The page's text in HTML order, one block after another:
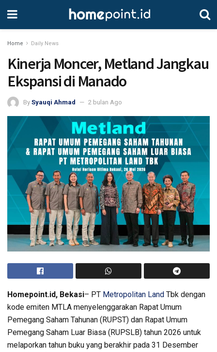
Home Daily News
Kinerja Moncer, Metland Jangkau
Ekspansi di Manado
By Syauqi Ahmad 2 bulan Ago
Homepoint.id, Bekasi– PT Metropolitan Land Tbk dengan
kode emiten MTLA menyelenggarakan Rapat Umum
Pemegang Saham Tahunan (RUPST) dan Rapat Umum
Pemegang Saham Luar Biasa (RUPSLB) tahun 2026 untuk
melaporkan tahun buku yang berakhir pada 31 Desember